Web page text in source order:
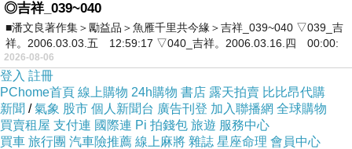
清，要是現在，妳會演得更好。」
「或許我應該...回勒戒所？」
「成長不比電影，在電影中，主角一有所領悟，人生立刻
改變，在人生中，妳有領悟，要過一個月後才有改變。」
「所以我只要等一個月？」
「那要看是領悟了什麼，有的或許只需要兩個禮拜，聽
◎吉祥_039~040
■潘文良著作集＞勵益品＞魚雁千里共今緣＞吉祥_039~040 ▽039_吉
祥。2006.03.03.五 12:59:17 ▽040_吉祥。2006.03.16.四 00:00:
2026-08-06
登入 註冊
PChome首頁 線上購物 24h購物 書店 露天拍賣 比比昂代購
新聞 /氣象 股市 個人新聞台 廣告刊登 加入聯播網 全球購物
買賣租屋 支付連 國際連 Pi 拍錢包 旅遊 服務中心
買車 旅行團 汽車險推薦 線上麻將 雜誌 星座命理 會員中心